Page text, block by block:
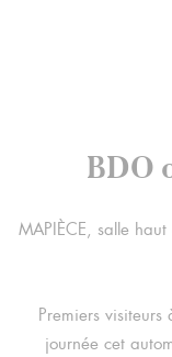
BDO
MAPIÈCE, salle
Premiers
journée cet